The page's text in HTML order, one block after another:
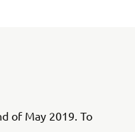
of May 2019. To